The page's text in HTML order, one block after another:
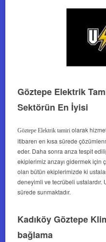
Göztepe Elektrik
Sektörün En İyisi
Göztepe Elektrik tamiri olarak
itibaren en kısa sürede
eder. Daha sonra arıza tespit
ekiplerimiz arızayı gidermek için
olan bütün ekiplerimizde ki
deneyimli ve tecrübeli ustalardır.
sürede sunmaktadır.
Kadıköy Göztepe
bağlama